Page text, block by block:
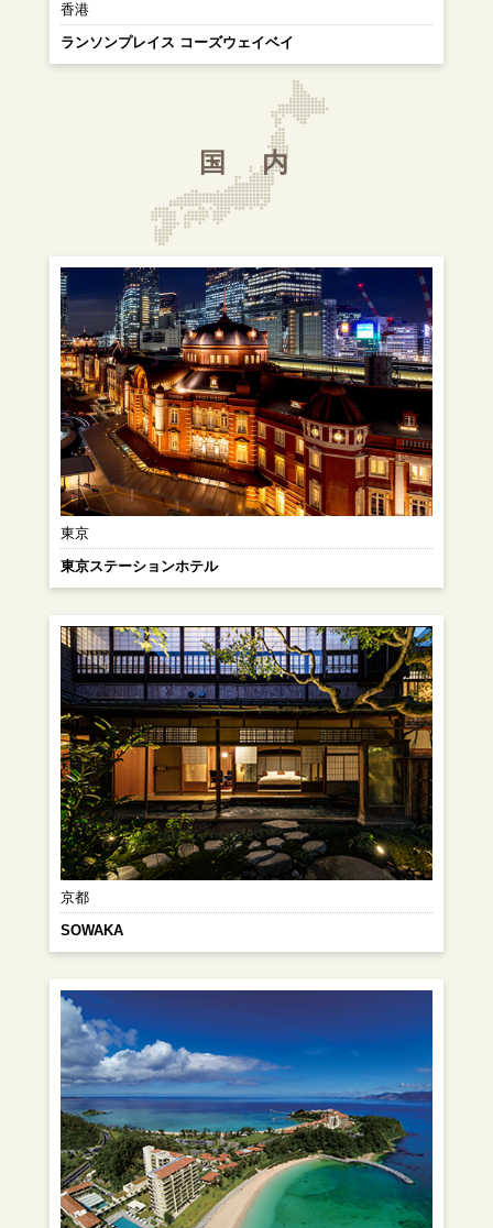
香港
ランソンプレイス コーズウェイベイ
国 内
東京
東京ステーションホテル
京都
SOWAKA